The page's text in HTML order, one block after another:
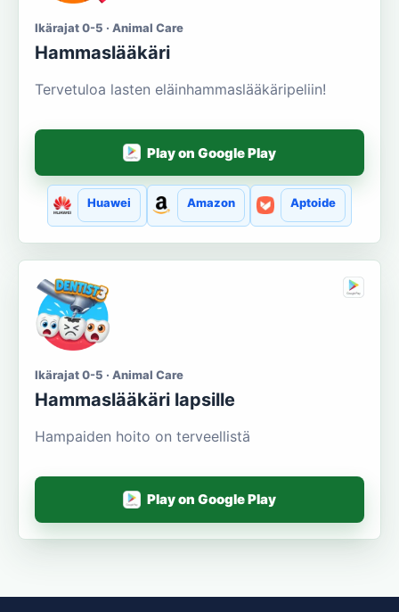
Ikärajat 0-5 · Animal Care
Hammaslääkäri
Tervetuloa lasten eläinhammaslääkäripeliin!
Play on Google Play
Huawei Amazon Aptoide
Ikärajat 0-5 · Animal Care
Hammaslääkäri lapsille
Hampaiden hoito on terveellistä
Play on Google Play